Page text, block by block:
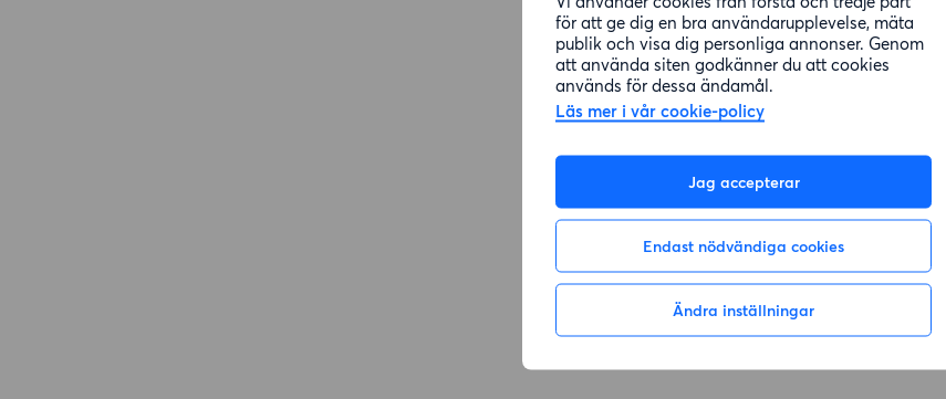
för att ge dig en bra användarupplevelse, mäta
publik och visa dig personliga annonser. Genom
att använda siten godkänner du att cookies
används för dessa ändamål.
Läs mer i vår cookie-policy
Jag accepterar
Endast nödvändiga cookies
Ändra inställningar
Annonsen du letade efter är borttagen
Gå till sök